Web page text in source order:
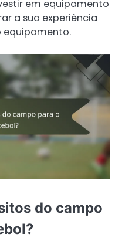
em equipamento
a sua experiência
equipamento.
do campo